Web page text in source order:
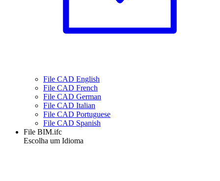
File CAD English
File CAD French
File CAD German
File CAD Italian
File CAD Portuguese
File CAD Spanish
File BIM.ifc
Escolha um Idioma